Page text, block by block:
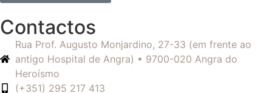
Contactos
Rua Prof. Augusto Monjardino, 27-33 (em frente ao
antigo Hospital de Angra) • 9700-020 Angra do
Heroísmo
(+351) 295 217 413